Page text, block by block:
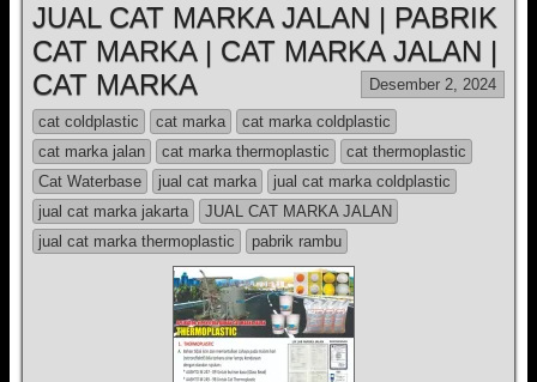
JUAL CAT MARKA JALAN | PABRIK
CAT MARKA | CAT MARKA JALAN |
CAT MARKA
Desember 2, 2024
cat coldplastic cat marka
cat marka coldplastic
cat marka jalan
cat marka thermoplastic
cat thermoplastic
Cat Waterbase
jual cat marka
jual cat marka coldplastic
jual cat marka jakarta
JUAL CAT MARKA JALAN
jual cat marka thermoplastic
pabrik rambu